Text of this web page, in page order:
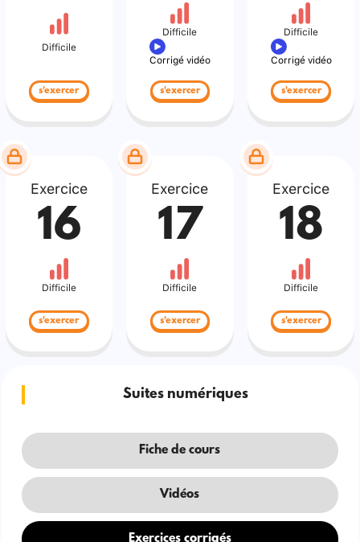
Difficile
s'exercer
Difficile
Corrigé vidéo
s'exercer
Difficile
Corrigé vidéo
s'exercer
Exercice
16
Difficile
s'exercer
Exercice
17
Difficile
s'exercer
Exercice
18
Difficile
s'exercer
Suites numériques
Fiche de cours
Vidéos